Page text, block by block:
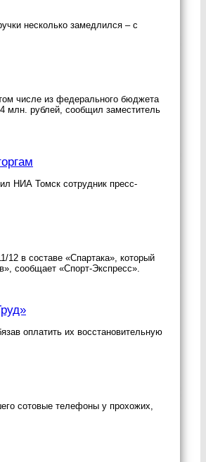
несколько замедлился – с
числе из федерального бюджета
млн. рублей, сообщил заместитель
НИА Томск сотрудник пресс-
12 в составе «Спартака», который
сообщает «Спорт-Экспресс».
оплатить их восстановительную
сотовые телефоны у прохожих,